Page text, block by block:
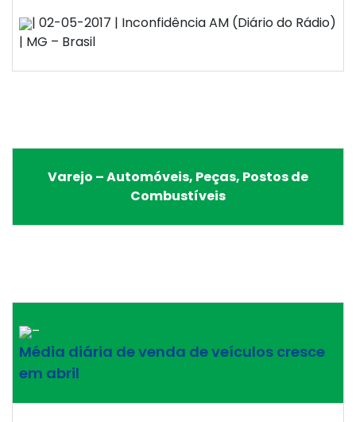
| 02-05-2017 | Inconfidência AM (Diário do Rádio)
| MG – Brasil
Varejo – Automóveis, Peças, Postos de
Combustíveis
–
Média diária de venda de veículos cresce
em abril